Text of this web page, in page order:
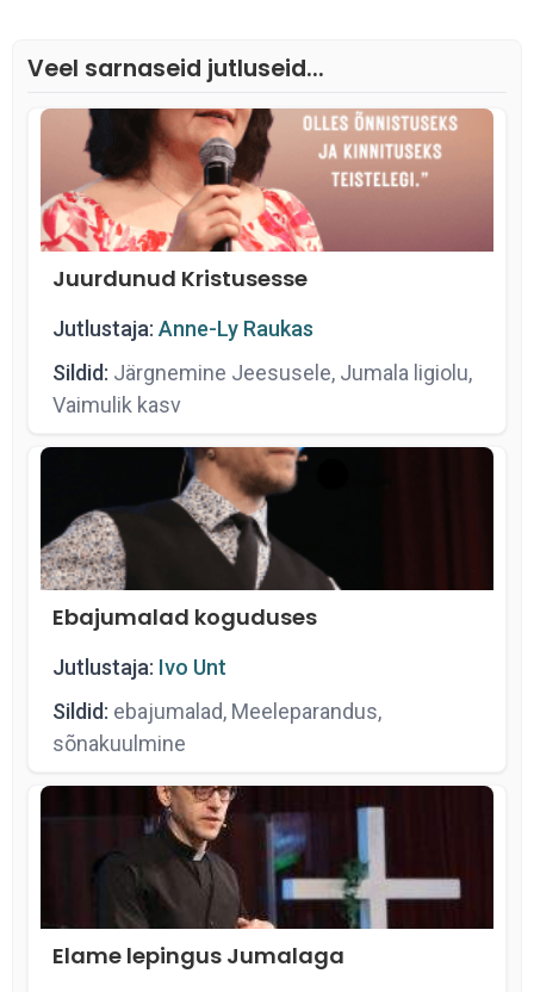
Veel sarnaseid jutluseid...
Juurdunud Kristusesse
Jutlustaja: Anne-Ly Raukas
Sildid: Järgnemine Jeesusele, Jumala ligiolu,
Vaimulik kasv
Ebajumalad koguduses
Jutlustaja: Ivo Unt
Sildid: ebajumalad, Meeleparandus,
sõnakuulmine
Elame lepingus Jumalaga